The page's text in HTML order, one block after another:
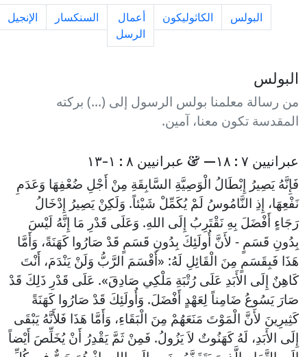
البولس الكاثوليكون
أعمال
الرسل
السنكسار الإنجيل
البولس
من رسالة معلمنا بولس الرسول إلى (...) بركته
المقدسة تكون معنا، آمين.
عبرانيين ٧ : ١٨— & عبرانيين ٨ : ١-١٣
فَإِنَّهُ يَصِيرُ إِبْطَالُ الْوَصِيَّةِ السَّابِقَةِ مِنْ أَجْلِ ضُعْفِهَا وَعَدَمِ
نَفْعِهَا، إِذِ النَّامُوسُ لَمْ يُكَمِّلْ شَيْئاً. وَلَكِنْ يَصِيرُ إِدْخَالُ
رَجَاءٍ أَفْضَلَ بِهِ نَقْتَرِبُ إِلَى اللهِ. وَعَلَى قَدْرِ مَا إِنَّهُ لَيْسَ
بِدُونِ قَسَمٍ - لأَنَّ أُولَئِكَ بِدُونِ قَسَمٍ قَدْ صَارُوا كَهَنَةً، وَأَمَّا
هَذَا فَبِقَسَمٍ مِنَ الْقَائِلِ لَهُ: «أَقْسَمَ الرَّبُّ وَلَنْ يَنْدَمَ، أَنْتَ
كَاهِنٌ إِلَى الأَبَدِ عَلَى رُتْبَةِ مَلْكِي صَادِقَ». عَلَى قَدْرِ ذَلِكَ قَدْ
صَارَ يَسُوعُ ضَامِناً لِعَهْدٍ أَفْضَلَ. وَأُولَئِكَ قَدْ صَارُوا كَهَنَةً
كَثِيرِينَ لأَنَّ الْمَوْتَ مَنَعَهُمْ مِنَ الْبَقَاءِ، وَأَمَّا هَذَا فَلأَنَّهُ يَبْقَى
إِلَى الأَبَدِ، لَهُ كَهَنُوتٌ لاَ يَزُولُ. فَمِنْ ثَمَّ يَقْدِرُ أَنْ يُخَلِّصَ أَيْضاً